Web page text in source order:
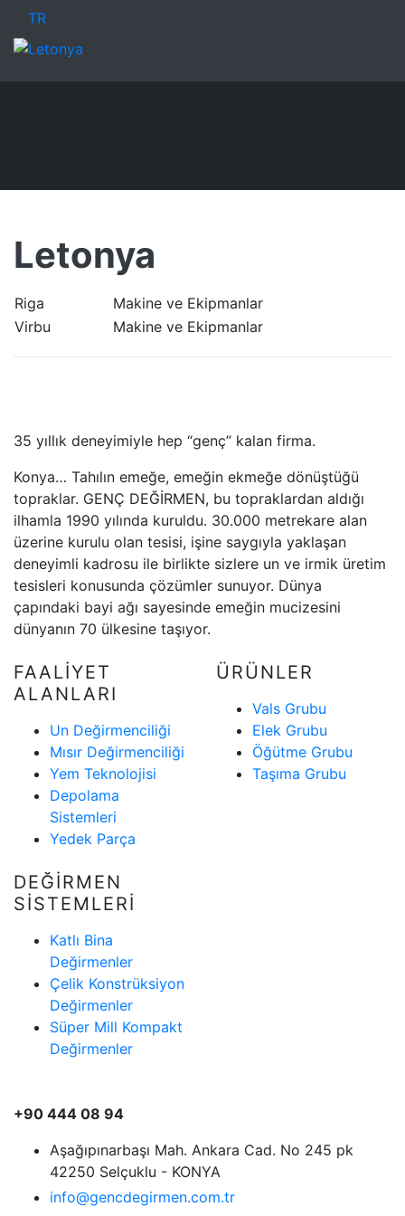
TR
Letonya
Riga
Makine ve Ekipmanlar
Virbu
Makine ve Ekipmanlar
35 yıllık deneyimiyle hep “genç” kalan firma.
Konya… Tahılın emeğe, emeğin ekmeğe dönüştüğü
topraklar. GENÇ DEĞİRMEN, bu topraklardan aldığı
ilhamla 1990 yılında kuruldu. 30.000 metrekare alan
üzerine kurulu olan tesisi, işine saygıyla yaklaşan
deneyimli kadrosu ile birlikte sizlere un ve irmik üretim
tesisleri konusunda çözümler sunuyor. Dünya
çapındaki bayi ağı sayesinde emeğin mucizesini
dünyanın 70 ülkesine taşıyor.
FAALİYET
ALANLARI
Un Değirmenciliği
Mısır Değirmenciliği
Yem Teknolojisi
Depolama
Sistemleri
Yedek Parça
ÜRÜNLER
Vals Grubu
Elek Grubu
Öğütme Grubu
Taşıma Grubu
DEĞİRMEN
SİSTEMLERİ
Katlı Bina
Değirmenler
Çelik Konstrüksiyon
Değirmenler
Süper Mill Kompakt
Değirmenler
+90 444 08 94
Aşağıpınarbaşı Mah. Ankara Cad. No 245 pk
42250 Selçuklu - KONYA
info@gencdegirmen.com.tr